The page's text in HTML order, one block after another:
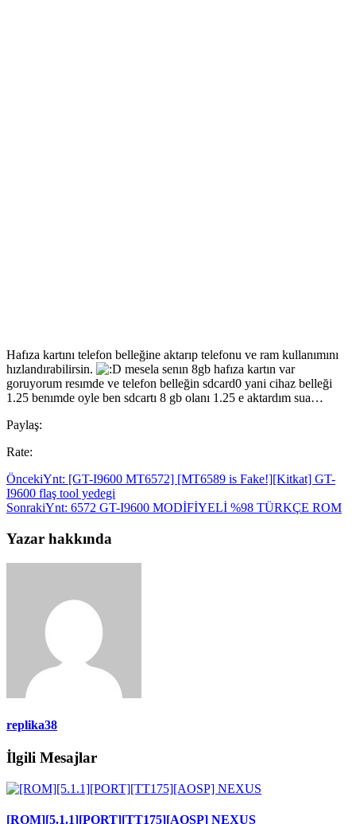
Hafıza kartını telefon belleğine aktarıp telefonu ve ram kullanımını
hızlandırabilirsin.
mesela senın 8gb hafıza kartın var
goruyorum resımde ve telefon belleğin sdcard0 yani cihaz belleği
1.25 benımde oyle ben sdcartı 8 gb olanı 1.25 e aktardım sua…
Paylaş:
Rate:
ÖncekiYnt: [GT-I9600 MT6572] [MT6589 is Fake!][Kitkat] GT-
I9600 flaş tool yedegi
SonrakiYnt: 6572 GT-I9600 MODİFİYELİ %98 TÜRKÇE ROM
Yazar hakkında
replika38
İlgili Mesajlar
[ROM][5.1.1][PORT][TT175][AOSP] NEXUS